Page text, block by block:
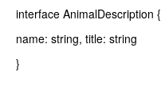
interface AnimalDescription {
name: string, title: string
}